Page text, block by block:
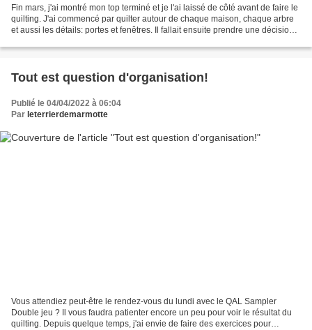
Fin mars, j'ai montré mon top terminé et je l'ai laissé de côté avant de faire le
quilting. J'ai commencé par quilter autour de chaque maison, chaque arbre
et aussi les détails: portes et fenêtres. Il fallait ensuite prendre une décision
Tout est question d'organisation!
Publié le 04/04/2022 à 06:04
Par leterrierdemarmotte
Vous attendiez peut-être le rendez-vous du lundi avec le QAL Sampler
Double jeu ? Il vous faudra patienter encore un peu pour voir le résultat du
quilting. Depuis quelque temps, j'ai envie de faire des exercices pour